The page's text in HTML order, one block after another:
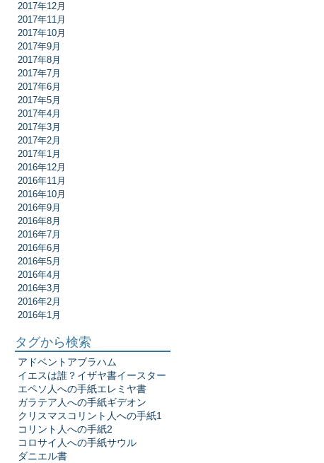
2017年12月
2017年11月
2017年10月
2017年9月
2017年8月
2017年7月
2017年6月
2017年5月
2017年4月
2017年3月
2017年2月
2017年1月
2016年12月
2016年11月
2016年10月
2016年9月
2016年8月
2016年7月
2016年6月
2016年5月
2016年4月
2016年3月
2016年2月
2016年1月
タグから検索
アドベント アブラハム
イエスは誰？ イザヤ書イースター
エペソ人への手紙エレミヤ書
ガラテア人への手紙ギデオン
クリスマス コリント人への手紙1
コリント人への手紙2
コロサイ人への手紙サウル
ダニエル書